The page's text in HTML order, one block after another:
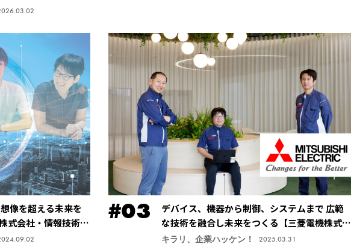
像を超える未来を
式会社・情報技術総
デバイス、機器から制御、システムまで 広範
な技術を融合し未来をつくる【三菱電機株式会
社・先端技術総合研究所】
キラリ、企業ハッケン！ 2025.03.31